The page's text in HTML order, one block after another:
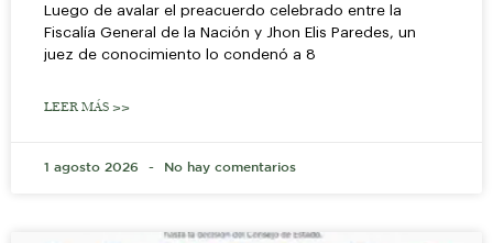
Luego de avalar el preacuerdo celebrado entre la
Fiscalía General de la Nación y Jhon Elis Paredes, un
juez de conocimiento lo condenó a 8
LEER MÁS >>
1 agosto 2026 No hay comentarios